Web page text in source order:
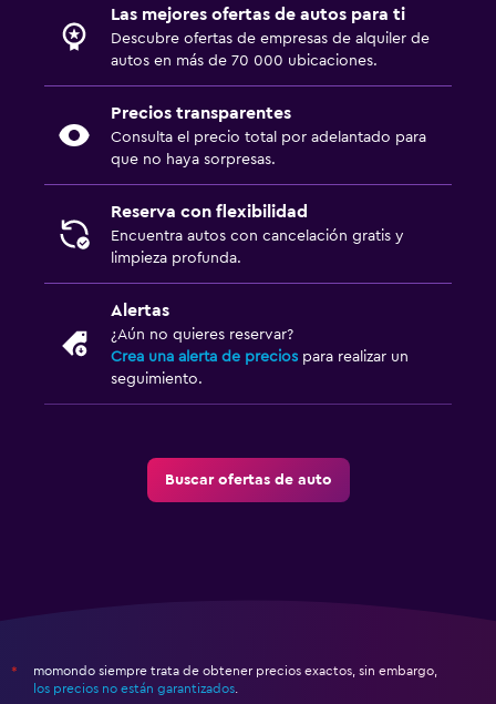
Las mejores ofertas de autos para ti
Descubre ofertas de empresas de alquiler de
autos en más de 70 000 ubicaciones.
Precios transparentes
Consulta el precio total por adelantado para
que no haya sorpresas.
Reserva con flexibilidad
Encuentra autos con cancelación gratis y
limpieza profunda.
Alertas
¿Aún no quieres reservar?
Crea una alerta de precios para realizar un
seguimiento.
Buscar ofertas de auto
*
momondo siempre trata de obtener precios exactos, sin embargo,
los precios no están garantizados.